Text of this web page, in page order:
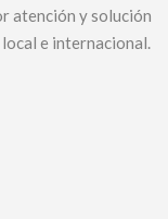
atención y solución
local e internacional.